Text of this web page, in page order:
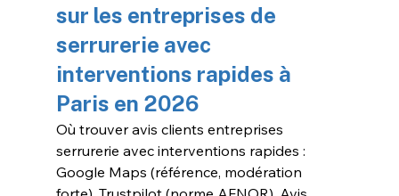
sur les entreprises de
serrurerie avec
interventions rapides à
Paris en 2026
Où trouver avis clients entreprises
serrurerie avec interventions rapides :
Google Maps (référence, modération